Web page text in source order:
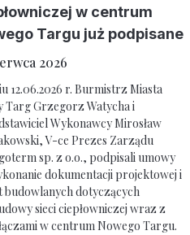
w centrum
Targu już podpisane
2026
12.06.2026 r. Burmistrz Miasta
Targ Grzegorz Watycha i
Wykonawcy Mirosław
V-ce Prezes Zarządu
sp. z o.o., podpisali umowy
dokumentacji projektowej i
budowlanych dotyczących
sieci ciepłowniczej wraz z
w centrum Nowego Targu.